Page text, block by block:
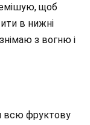
щоб
в нижні
з вогню і
всю фруктову